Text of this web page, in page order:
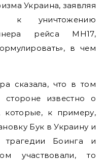
Украина, заявляя
к уничтожению
рейса МН17,
в чем
сказала, что в том
стороне известно о
к примеру,
Бук в Украину и
Боинга и
участвовали, то